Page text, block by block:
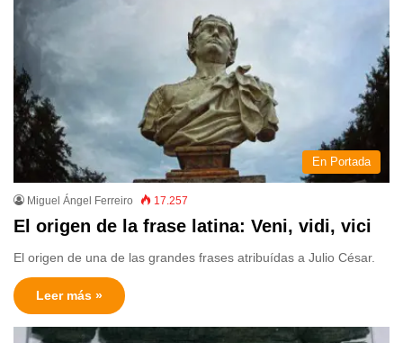
En Portada
Miguel Ángel Ferreiro 17.257
El origen de la frase latina: Veni, vidi, vici
El origen de una de las grandes frases atribuídas a Julio César.
Leer más »